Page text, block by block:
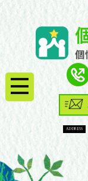
ADDRESS